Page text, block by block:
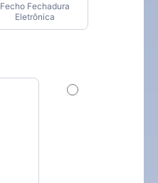
Fecho Fechadura
Eletrônica